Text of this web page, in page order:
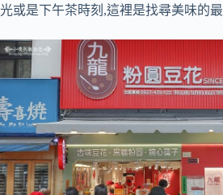
光或是下午茶時刻,這裡是找尋美味的